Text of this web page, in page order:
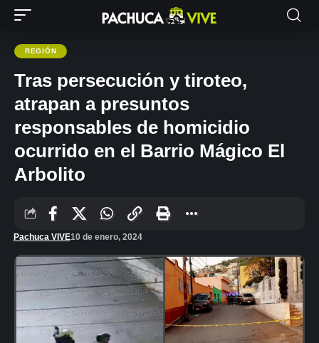
REGIÓN
Tras persecución y tiroteo,
atrapan a presuntos
responsables de homicidio
ocurrido en el Barrio Mágico El
Arbolito
Pachuca VIVE10 de enero, 2024